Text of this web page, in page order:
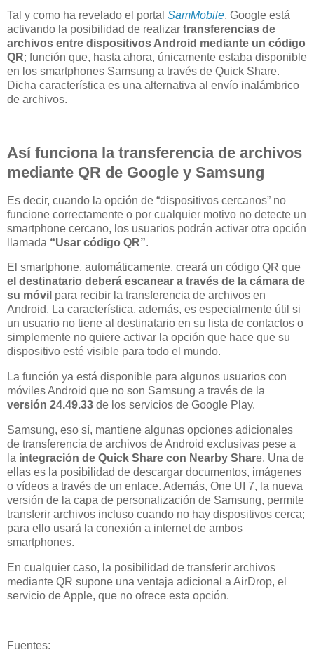
Tal y como ha revelado el portal SamMobile, Google está
activando la posibilidad de realizar transferencias de
archivos entre dispositivos Android mediante un código
QR; función que, hasta ahora, únicamente estaba disponible
en los smartphones Samsung a través de Quick Share.
Dicha característica es una alternativa al envío inalámbrico
de archivos.
Así funciona la transferencia de archivos
mediante QR de Google y Samsung
Es decir, cuando la opción de “dispositivos cercanos” no
funcione correctamente o por cualquier motivo no detecte un
smartphone cercano, los usuarios podrán activar otra opción
llamada “Usar código QR”.
El smartphone, automáticamente, creará un código QR que
el destinatario deberá escanear a través de la cámara de
su móvil para recibir la transferencia de archivos en
Android. La característica, además, es especialmente útil si
un usuario no tiene al destinatario en su lista de contactos o
simplemente no quiere activar la opción que hace que su
dispositivo esté visible para todo el mundo.
La función ya está disponible para algunos usuarios con
móviles Android que no son Samsung a través de la
versión 24.49.33 de los servicios de Google Play.
Samsung, eso sí, mantiene algunas opciones adicionales
de transferencia de archivos de Android exclusivas pese a
la integración de Quick Share con Nearby Share. Una de
ellas es la posibilidad de descargar documentos, imágenes
o vídeos a través de un enlace. Además, One UI 7, la nueva
versión de la capa de personalización de Samsung, permite
transferir archivos incluso cuando no hay dispositivos cerca;
para ello usará la conexión a internet de ambos
smartphones.
En cualquier caso, la posibilidad de transferir archivos
mediante QR supone una ventaja adicional a AirDrop, el
servicio de Apple, que no ofrece esta opción.
Fuentes: